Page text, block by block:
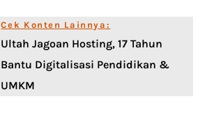
Cek Konten Lainnya:
Ultah Jagoan Hosting, 17 Tahun
Bantu Digitalisasi Pendidikan &
UMKM